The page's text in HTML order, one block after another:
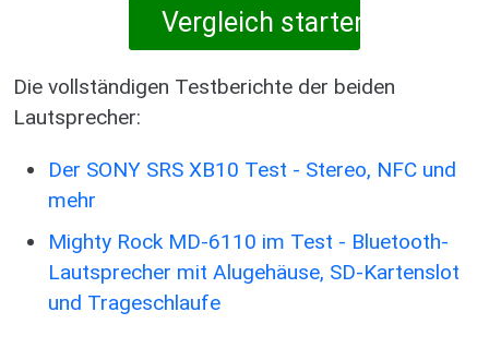
Die vollständigen Testberichte der beiden
Lautsprecher:
Der SONY SRS XB10 Test - Stereo, NFC und
mehr
Mighty Rock MD-6110 im Test - Bluetooth-
Lautsprecher mit Alugehäuse, SD-Kartenslot
und Trageschlaufe